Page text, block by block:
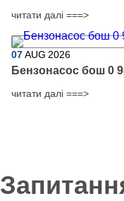
читати далі ===>
07AUG 2026
Бензонасос бош 0
читати далі ===>